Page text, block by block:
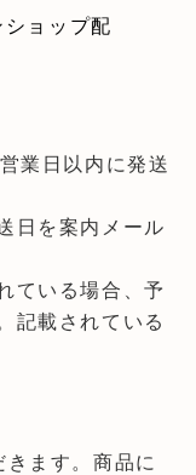
業日以内に発送
日を案内メール
ている場合、予
記載されている
ます。商品に